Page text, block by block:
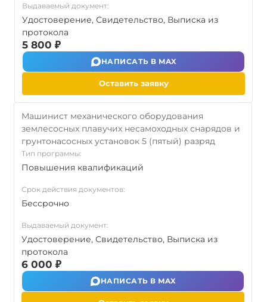
Выдаваемый документ:
Удостоверение, Свидетельство, Выписка из
протокола
5 800 ₽
НАПИСАТЬ В MAX
Оставить заявку
Машинист механического оборудования
землесосных плавучих несамоходных снарядов и
грунтонасосных установок 5 (пятый) разряд
Тип программы:
Повышения квалификаций
Срок действия документов:
Бессрочно
Выдаваемый документ:
Удостоверение, Свидетельство, Выписка из
протокола
6 000 ₽
НАПИСАТЬ В MAX